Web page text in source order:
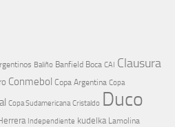
Baliño Banfield Boca CAI Clausura
Conmebol Copa Argentina Copa
Copa Sudamericana Cristaldo Duco
Independiente kudelka Lamolina